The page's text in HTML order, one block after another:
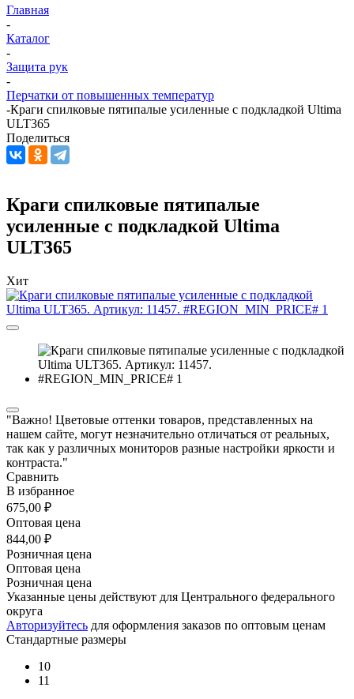
Главная
-
Каталог
-
Защита рук
-
Перчатки от повышенных температур
-Краги спилковые пятипалые усиленные с подкладкой Ultima
ULT365
Поделиться
Краги спилковые пятипалые
усиленные с подкладкой Ultima
ULT365
Хит
"Важно! Цветовые оттенки товаров, представленных на
нашем сайте, могут незначительно отличаться от реальных,
так как у различных мониторов разные настройки яркости и
контраста."
Сравнить
В избранное
675,00 ₽
Оптовая цена
844,00 ₽
Розничная цена
Оптовая цена
Розничная цена
Указанные цены действуют для Центрального федерального
округа
Авторизуйтесь для оформления заказов по оптовым ценам
Стандартные размеры
10
11